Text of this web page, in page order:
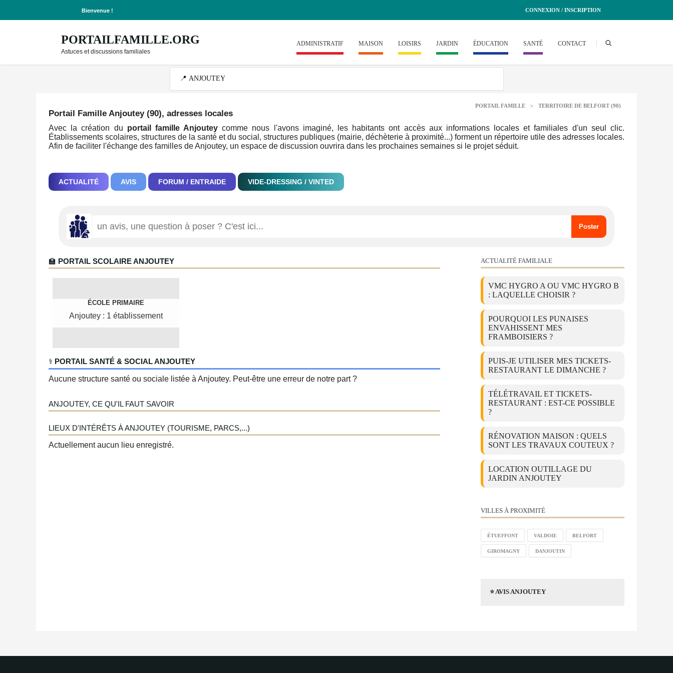
Bienvenue ! CONNEXION / INSCRIPTION
PORTAILFAMILLE.ORG
Astuces et discussions familiales
ADMINISTRATIF MAISON LOISIRS JARDIN ÉDUCATION SANTÉ CONTACT
PORTAIL FAMILLE > TERRITOIRE DE BELFORT (90)
Portail Famille Anjoutey (90), adresses locales
Avec la création du portail famille Anjoutey comme nous l'avons imaginé, les habitants ont accès aux informations locales et familiales d'un seul clic.
Établissements scolaires, structures de la santé et du social, structures publiques (mairie, déchèterie à proximité...) forment un répertoire utile des adresses locales.
Afin de faciliter l'échange des familles de Anjoutey, un espace de discussion ouvrira dans les prochaines semaines si le projet séduit.
ACTUALITÉ AVIS FORUM / ENTRAIDE VIDE-DRESSING / VINTED
🏫 PORTAIL SCOLAIRE ANJOUTEY
ÉCOLE PRIMAIRE
Anjoutey : 1 établissement
‍⚕️ PORTAIL SANTÉ & SOCIAL ANJOUTEY
Aucune structure santé ou sociale listée à Anjoutey. Peut-être une erreur de notre part ?
ANJOUTEY, CE QU'IL FAUT SAVOIR
LIEUX D'INTÉRÊTS À ANJOUTEY (TOURISME, PARCS,...)
Actuellement aucun lieu enregistré.
ACTUALITÉ FAMILIALE
VMC HYGRO A OU VMC HYGRO B
: LAQUELLE CHOISIR ?
POURQUOI LES PUNAISES
ENVAHISSENT MES
FRAMBOISIERS ?
PUIS-JE UTILISER MES TICKETS-
RESTAURANT LE DIMANCHE ?
TÉLÉTRAVAIL ET TICKETS-
RESTAURANT : EST-CE POSSIBLE
?
RÉNOVATION MAISON : QUELS
SONT LES TRAVAUX COUTEUX ?
LOCATION OUTILLAGE DU
JARDIN ANJOUTEY
VILLES À PROXIMITÉ
ÉTUEFFONT VALDOIE BELFORT
GIROMAGNY DANJOUTIN
⭐ AVIS ANJOUTEY